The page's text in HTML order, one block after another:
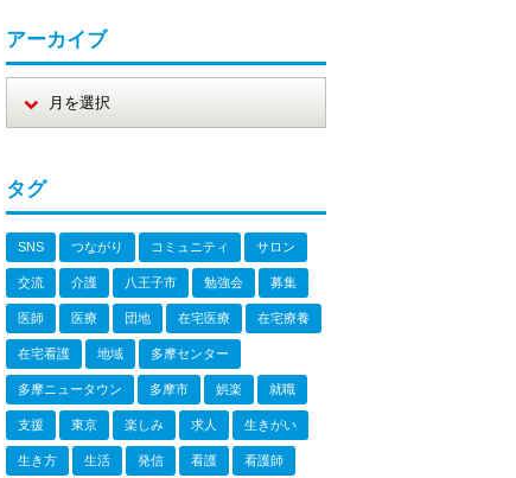
アーカイブ
タグ
SNS つながり コミュニティ サロン
交流 介護 八王子市 勉強会 募集
医師 医療 団地 在宅医療 在宅療養
在宅看護 地域 多摩センター
多摩ニュータウン 多摩市 娯楽 就職
支援 東京 楽しみ 求人 生きがい
生き方 生活 発信 看護 看護師